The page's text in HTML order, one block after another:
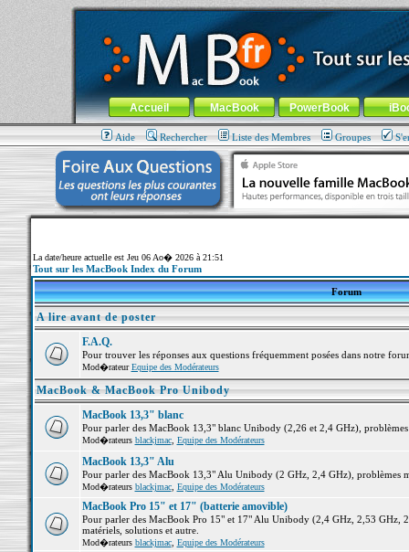
MacBook-fr.com : 100% Apple... 100% nomade !
Aller au contenu-Aller au menu général-Aller au menu de
Menu général
Accueil MacBook PowerBook
Aide Rechercher Liste des Membres Groupes
La date/heure actuelle est Jeu 06 Ao� 2026 à 21:51
Tout sur les MacBook Index du Forum
Forum
A lire avant de poster
F.A.Q.
Pour trouver les réponses aux questions fréquemment posées dans notre
Mod�rateurEquipe des Modérateurs
MacBook & MacBook Pro Unibody
MacBook 13,3" blanc
Pour parler des MacBook 13,3" blanc Unibody (2,26 et 2,4 GHz),
Mod�rateurs blackjmac, Equipe des Modérateurs
MacBook 13,3" Alu
Pour parler des MacBook 13,3" Alu Unibody (2 GHz, 2,4 GHz), problèmes
Mod�rateurs blackjmac, Equipe des Modérateurs
MacBook Pro 15" et 17" (batterie amovible)
Pour parler des MacBook Pro 15" et 17" Alu Unibody (2,4 GHz, 2,53 GHz,
matériels, solutions et autre.
Mod�rateurs blackjmac, Equipe des Modérateurs